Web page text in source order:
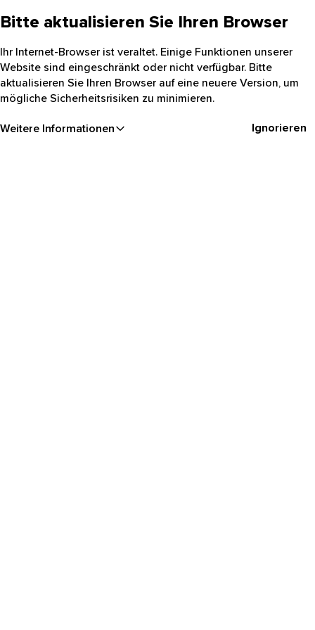
Bitte aktualisieren Sie Ihren Browser
Ihr Internet-Browser ist veraltet. Einige Funktionen unserer
Website sind eingeschränkt oder nicht verfügbar. Bitte
aktualisieren Sie Ihren Browser auf eine neuere Version, um
mögliche Sicherheitsrisiken zu minimieren.
Weitere Informationen Ignorieren